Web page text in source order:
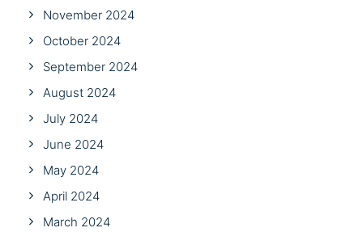
November 2024
October 2024
September 2024
August 2024
July 2024
June 2024
May 2024
April 2024
March 2024